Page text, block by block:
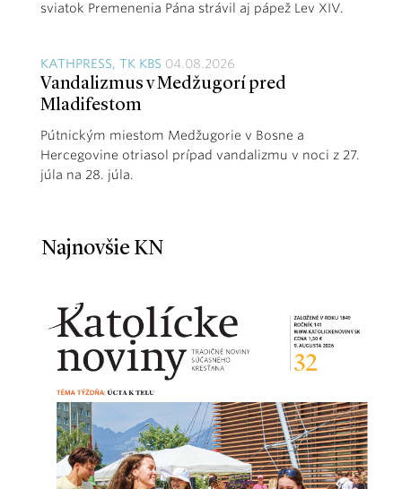
sviatok Premenenia Pána strávil aj pápež Lev XIV.
KATHPRESS, TK KBS 04.08.2026
Vandalizmus v Medžugorí pred
Mladifestom
Pútnickým miestom Medžugorie v Bosne a
Hercegovine otriasol prípad vandalizmu v noci z 27.
júla na 28. júla.
Najnovšie KN